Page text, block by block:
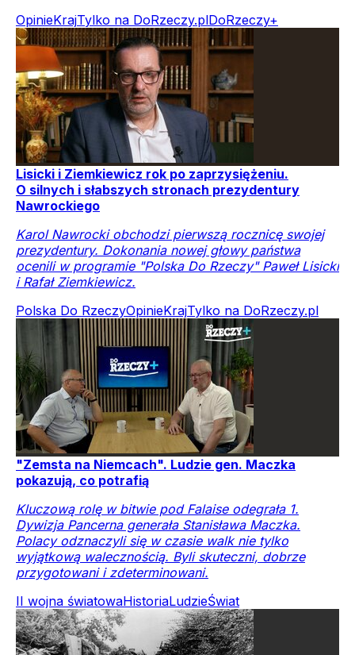
OpinieKrajTylko na DoRzeczy.plDoRzeczy+
Lisicki i Ziemkiewicz rok po zaprzysiężeniu.
O silnych i słabszych stronach prezydentury
Nawrockiego
Karol Nawrocki obchodzi pierwszą rocznicę swojej
prezydentury. Dokonania nowej głowy państwa
ocenili w programie "Polska Do Rzeczy" Paweł Lisicki
i Rafał Ziemkiewicz.
Polska Do RzeczyOpinieKrajTylko na DoRzeczy.pl
"Zemsta na Niemcach". Ludzie gen. Maczka
pokazują, co potrafią
Kluczową rolę w bitwie pod Falaise odegrała 1.
Dywizja Pancerna generała Stanisława Maczka.
Polacy odznaczyli się w czasie walk nie tylko
wyjątkową walecznością. Byli skuteczni, dobrze
przygotowani i zdeterminowani.
II wojna światowaHistoriaLudzieŚwiat